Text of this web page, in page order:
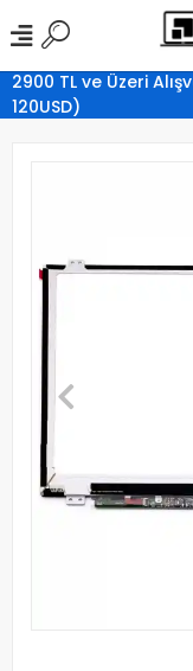
2900 TL ve Üzeri
120USD)